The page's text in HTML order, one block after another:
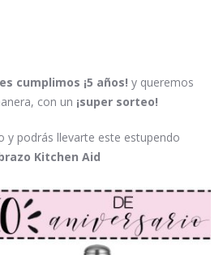
cumplimos ¡5 años! y queremos
con un ¡super sorteo!
y podrás llevarte este estupendo
Kitchen Aid